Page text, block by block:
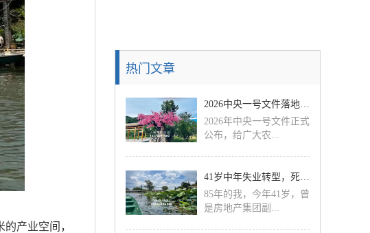
产业空间，
热门文章
2026中央一号文件落地，盯紧土地补贴增收，农民日
2026年中央一号文件正式
公布，给广大农...
41岁中年失业转型，死磕2件高回报率事，年入百万，
85年的我，今年41岁，曾
是房地产集团副...